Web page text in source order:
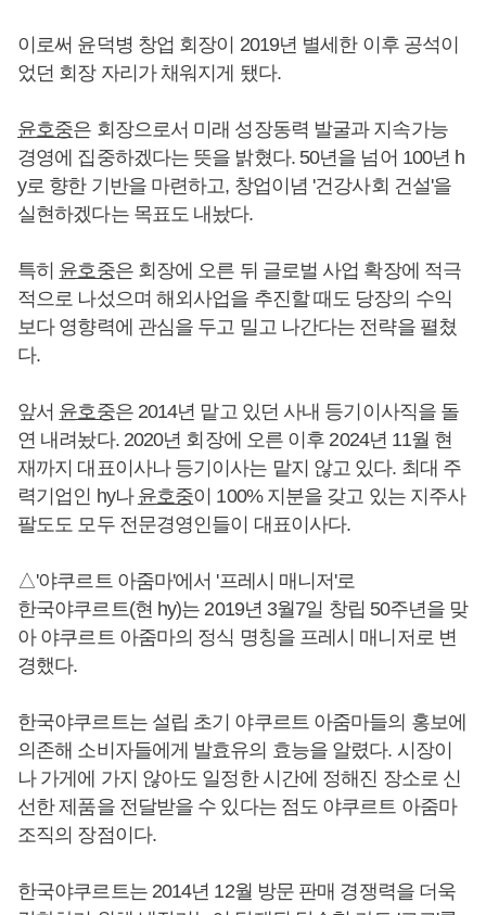
이로써 윤덕병 창업 회장이 2019년 별세한 이후 공석이
었던 회장 자리가 채워지게 됐다.
윤호중은 회장으로서 미래 성장동력 발굴과 지속가능
경영에 집중하겠다는 뜻을 밝혔다. 50년을 넘어 100년 h
y로 향한 기반을 마련하고, 창업이념 '건강사회 건설'을
실현하겠다는 목표도 내놨다.
특히 윤호중은 회장에 오른 뒤 글로벌 사업 확장에 적극
적으로 나섰으며 해외사업을 추진할 때도 당장의 수익
보다 영향력에 관심을 두고 밀고 나간다는 전략을 펼쳤
다.
앞서 윤호중은 2014년 맡고 있던 사내 등기이사직을 돌
연 내려놨다. 2020년 회장에 오른 이후 2024년 11월 현
재까지 대표이사나 등기이사는 맡지 않고 있다. 최대 주
력기업인 hy나 윤호중이 100% 지분을 갖고 있는 지주사
팔도도 모두 전문경영인들이 대표이사다.
△'야쿠르트 아줌마'에서 '프레시 매니저'로
한국야쿠르트(현 hy)는 2019년 3월7일 창립 50주년을 맞
아 야쿠르트 아줌마의 정식 명칭을 프레시 매니저로 변
경했다.
한국야쿠르트는 설립 초기 야쿠르트 아줌마들의 홍보에
의존해 소비자들에게 발효유의 효능을 알렸다. 시장이
나 가게에 가지 않아도 일정한 시간에 정해진 장소로 신
선한 제품을 전달받을 수 있다는 점도 야쿠르트 아줌마
조직의 장점이다.
한국야쿠르트는 2014년 12월 방문 판매 경쟁력을 더욱